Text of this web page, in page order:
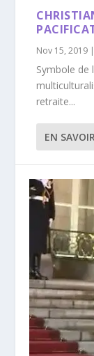
Nov 15, 2019 |
Symbole de
retraite...
EN